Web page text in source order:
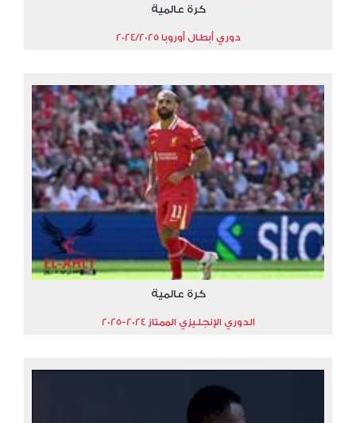
كرة عالمية
دوري أبطال أوروبا 2024/2025
كرة عالمية
الدوري الإنجليزي الممتاز 2024-2025